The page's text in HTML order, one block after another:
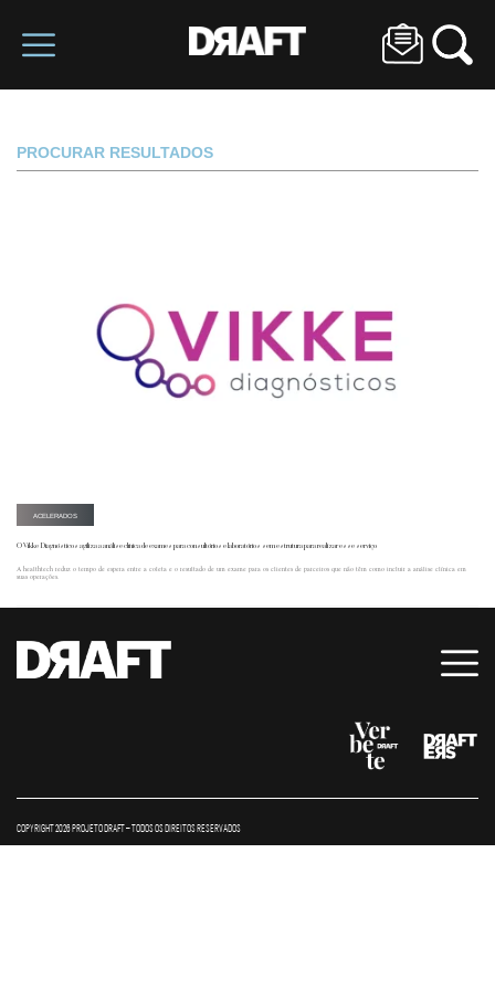
PROCURAR RESULTADOS
ACELERADOS
O Vikke Diagnósticos agiliza a análise clínica de exames para consultórios e laboratórios sem estrutura para realizar esse serviço
A healthtech reduz o tempo de espera entre a coleta e o resultado de um exame para os clientes de parceiros que não têm como incluir a análise clínica em
suas operações.
COPYRIGHT 2026 PROJETO DRAFT – TODOS OS DIREITOS RESERVADOS